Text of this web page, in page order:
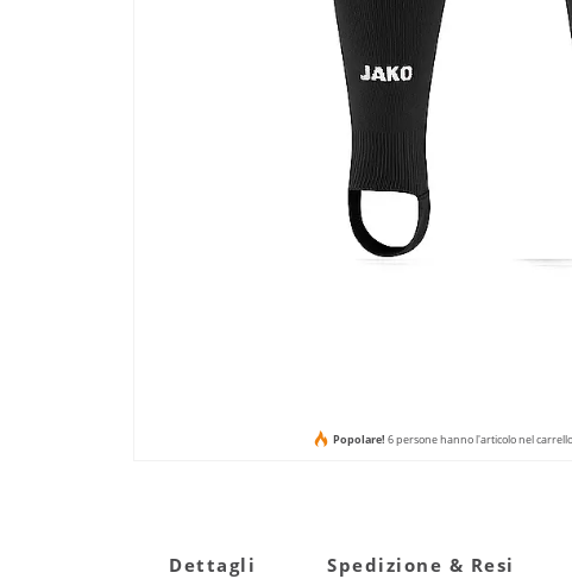
Popolare! 6 persone hanno l'articolo nel
Dettagli Spedizione & Resi